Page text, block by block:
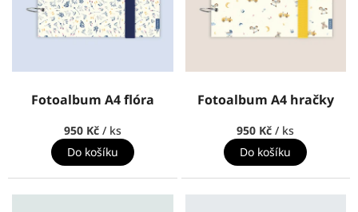
u
Fotoalbum A4 flóra
950 Kč / ks
Do košíku
Fotoalbum A4 hračky
950 Kč/ ks
Do košíku